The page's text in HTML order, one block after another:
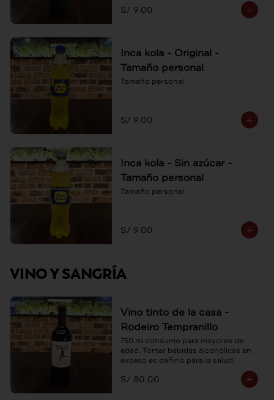
S/ 9.00
Inca kola - Original -
Tamaño personal
Tamaño personal
S/ 9.00
Inca kola - Sin azúcar -
Tamaño personal
Tamaño personal
S/ 9.00
VINO Y SANGRÍA
Vino tinto de la casa -
Rodeiro Tempranillo
750 ml consumo para mayores de
edad. Tomar bebidas alcohólicas en
exceso es dañino para la salud.
S/ 80.00